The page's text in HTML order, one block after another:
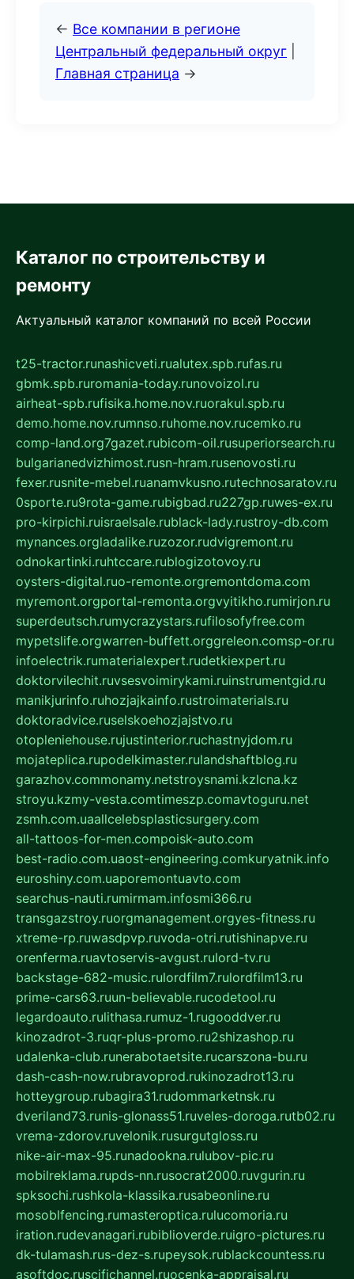
← Все компании в регионе
Центральный федеральный округ
Главная страница →
Каталог по строительству и
ремонту
Актуальный каталог компаний по всей России
t25-tractor.runashicveti.rualutex.spb.rufas.ru
gbmk.spb.ruromania-today.runovoizol.ru
airheat-spb.rufisika.home.nov.ruorakul.spb.ru
demo.home.nov.rumnso.ruhome.nov.rucemko.ru
comp-land.org7gazet.rubicom-oil.rusuperiorsearch.ru
bulgarianedvizhimost.rusn-hram.rusenovosti.ru
fexer.rusnite-mebel.ruanamvkusno.rutechnosaratov.ru
0sporte.ru9rota-game.rubigbad.ru227gp.ruwes-ex.ru
pro-kirpichi.ruisraelsale.rublack-lady.rustroy-db.com
mynances.orgladalike.ruzozor.rudvigremont.ru
odnokartinki.ruhtccare.rublogizotovoy.ru
oysters-digital.ruo-remonte.orgremontdoma.com
myremont.orgportal-remonta.orgvyitikho.rumirjon.ru
superdeutsch.rumycrazystars.rufilosofyfree.com
mypetslife.orgwarren-buffett.orggreleon.comsp-or.ru
infoelectrik.rumaterialexpert.rudetkiexpert.ru
doktorvilechit.ruvsesvoimirykami.ruinstrumentgid.ru
manikjurinfo.ruhozjajkainfo.rustroimaterials.ru
doktoradvice.ruselskoehozjajstvo.ru
otopleniehouse.rujustinterior.ruchastnyjdom.ru
mojateplica.rupodelkimaster.rulandshaftblog.ru
garazhov.commonamy.netstroysnami.kzlcna.kz
stroyu.kzmy-vesta.comtimeszp.comavtoguru.net
zsmh.com.uaallcelebsplasticsurgery.com
all-tattoos-for-men.compoisk-auto.com
best-radio.com.uaost-engineering.comkuryatnik.info
euroshiny.com.uaporemontuavto.com
searchus-nauti.rumirmam.infosmi366.ru
transgazstroy.ruorgmanagement.orgyes-fitness.ru
xtreme-rp.ruwasdpvp.ruvoda-otri.rutishinapve.ru
orenferma.ruavtoservis-avgust.rulord-tv.ru
backstage-682-music.rulordfilm7.rulordfilm13.ru
prime-cars63.ruun-believable.rucodetool.ru
legardoauto.rulithasa.rumuz-1.rugooddver.ru
kinozadrot-3.ruqr-plus-promo.ru2shizashop.ru
udalenka-club.runerabotaetsite.rucarszona-bu.ru
dash-cash-now.rubravoprod.rukinozadrot13.ru
hotteygroup.rubagira31.rudommarketnsk.ru
dveriland73.runis-glonass51.ruveles-doroga.rutb02.ru
vrema-zdorov.ruvelonik.rusurgutgloss.ru
nike-air-max-95.runadookna.rulubov-pic.ru
mobilreklama.rupds-nn.rusocrat2000.ruvgurin.ru
spksochi.rushkola-klassika.rusabeonline.ru
mosoblfencing.rumasteroptica.rulucomoria.ru
iration.rudevanagari.rubiblioverde.ruigro-pictures.ru
dk-tulamash.rus-dez-s.rupeysok.rublackcountess.ru
asoftdoc.ruscifichannel.ruocenka-appraisal.ru